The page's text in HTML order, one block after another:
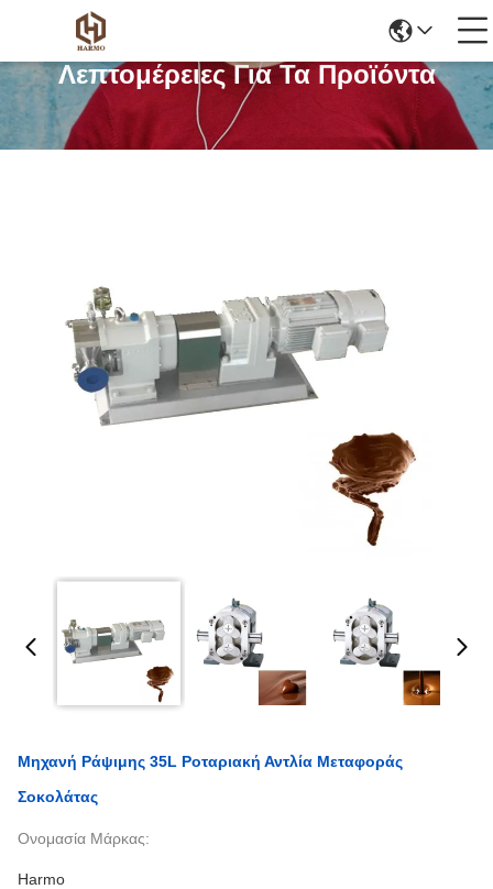
Λεπτομέρειες Για Τα Προϊόντα
Μηχανή Ράψιμης 35L Ροταριακή Αντλία Μεταφοράς
Σοκολάτας
Ονομασία Μάρκας:
Harmo